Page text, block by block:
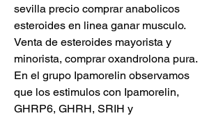
sevilla precio comprar anabolicos
esteroides en linea ganar musculo.
Venta de esteroides mayorista y
minorista, comprar oxandrolona pura.
En el grupo Ipamorelin observamos
que los estimulos con Ipamorelin,
GHRP6, GHRH, SRIH y